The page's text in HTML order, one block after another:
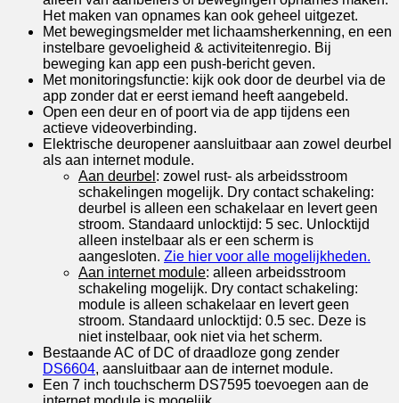
Het maken van opnames kan ook geheel uitgezet.
Met bewegingsmelder met lichaamsherkenning, en een
instelbare gevoeligheid & activiteitenregio. Bij
beweging kan app een push-bericht geven.
Met monitoringsfunctie: kijk ook door de deurbel via de
app zonder dat er eerst iemand heeft aangebeld.
Open een deur en of poort via de app tijdens een
actieve videoverbinding.
Elektrische deuropener aansluitbaar aan zowel deurbel
als aan internet module.
Aan deurbel : zowel rust- als arbeidsstroom
schakelingen mogelijk. Dry contact schakeling:
deurbel is alleen een schakelaar en levert geen
stroom. Standaard unlocktijd: 5 sec. Unlocktijd
alleen instelbaar als er een scherm is
aangesloten. Zie hier voor alle mogelijkheden.
Aan internet module: alleen arbeidsstroom
schakeling mogelijk. Dry contact schakeling:
module is alleen schakelaar en levert geen
stroom. Standaard unlocktijd: 0.5 sec. Deze is
niet instelbaar, ook niet via het scherm.
Bestaande AC of DC of draadloze gong zender
DS6604, aansluitbaar aan de internet module.
Een 7 inch touchscherm DS7595 toevoegen aan de